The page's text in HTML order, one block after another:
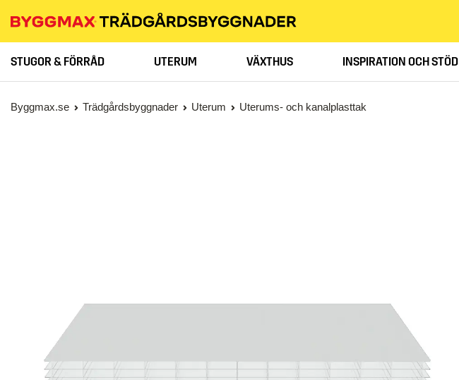
STUGOR & FÖRRÅD UTERUM VÄXTHUS INSPIRATION OCH STÖD
Byggmax.se Trädgårdsbyggnader Uterum Uterums- och kanalplasttak